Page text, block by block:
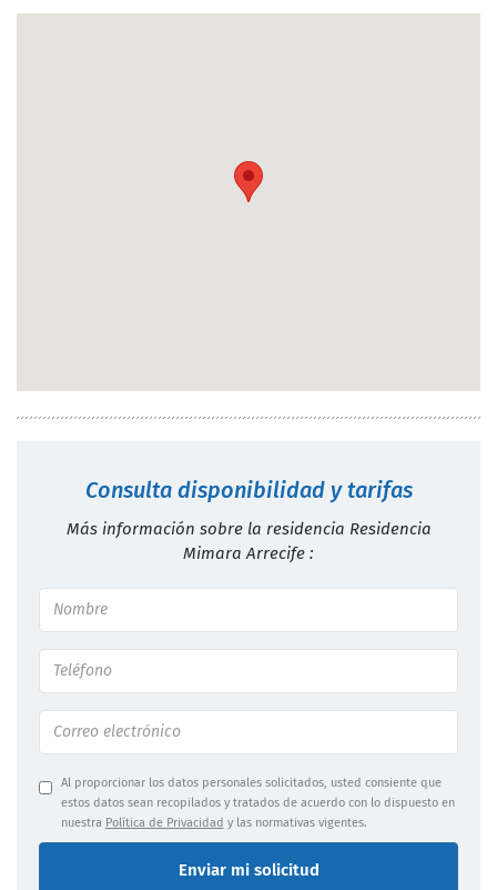
Consulta disponibilidad y tarifas
Más información sobre la residencia Residencia
Mimara Arrecife :
Al proporcionar los datos personales solicitados, usted consiente que
estos datos sean recopilados y tratados de acuerdo con lo dispuesto en
nuestra Política de Privacidad y las normativas vigentes.
Enviar mi solicitud